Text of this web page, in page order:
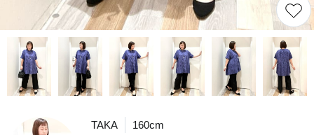
TAKA 160cm